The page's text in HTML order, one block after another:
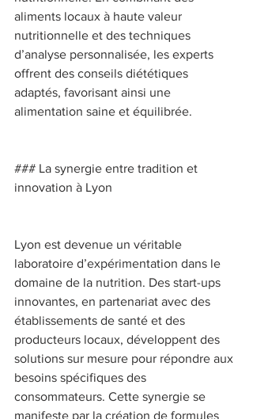
aliments locaux à haute valeur
nutritionnelle et des techniques
d’analyse personnalisée, les experts
offrent des conseils diététiques
adaptés, favorisant ainsi une
alimentation saine et équilibrée.
### La synergie entre tradition et
innovation à Lyon
Lyon est devenue un véritable
laboratoire d’expérimentation dans le
domaine de la nutrition. Des start-ups
innovantes, en partenariat avec des
établissements de santé et des
producteurs locaux, développent des
solutions sur mesure pour répondre aux
besoins spécifiques des
consommateurs. Cette synergie se
manifeste par la création de formules